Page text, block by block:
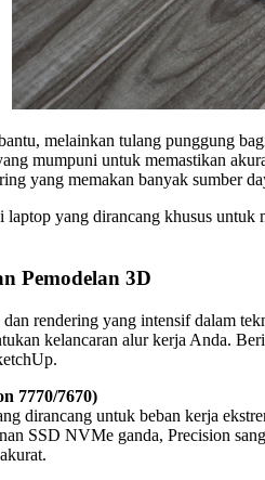
melainkan tulang punggung
mumpuni untuk memastikan
yang memakan banyak sumber
laptop yang dirancang khusus
Pemodelan 3D
rendering yang intensif dalam
kelancaran alur kerja Anda.
7770/7670)
dirancang untuk beban kerja
SSD NVMe ganda, Precision